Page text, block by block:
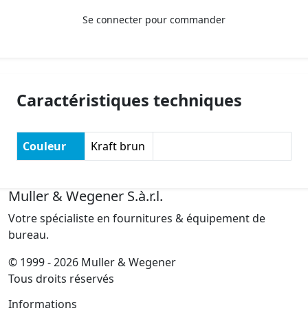
Se connecter pour commander
Caractéristiques techniques
Couleur Kraft brun
Muller & Wegener S.à.r.l.
Votre spécialiste en fournitures & équipement de
bureau.
© 1999 - 2026 Muller & Wegener
Tous droits réservés
Informations